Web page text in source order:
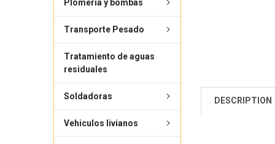
Plomería y bombas
Transporte Pesado
Tratamiento de aguas
residuales
Soldadoras
Vehiculos livianos
DESCRIPTION